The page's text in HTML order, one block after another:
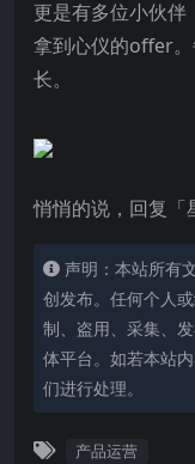
更是有多位小伙伴
拿到心仪的offer
长。
悄悄的说，回复「
声明：本站所有
创发布。任何个人
制、盗用、采集、
体平台。如若本站
们进行处理。
产品运营